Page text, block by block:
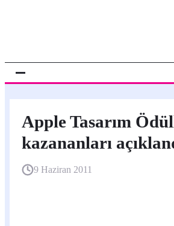
Apple Tasarım
kazananları
9 Haziran 2011